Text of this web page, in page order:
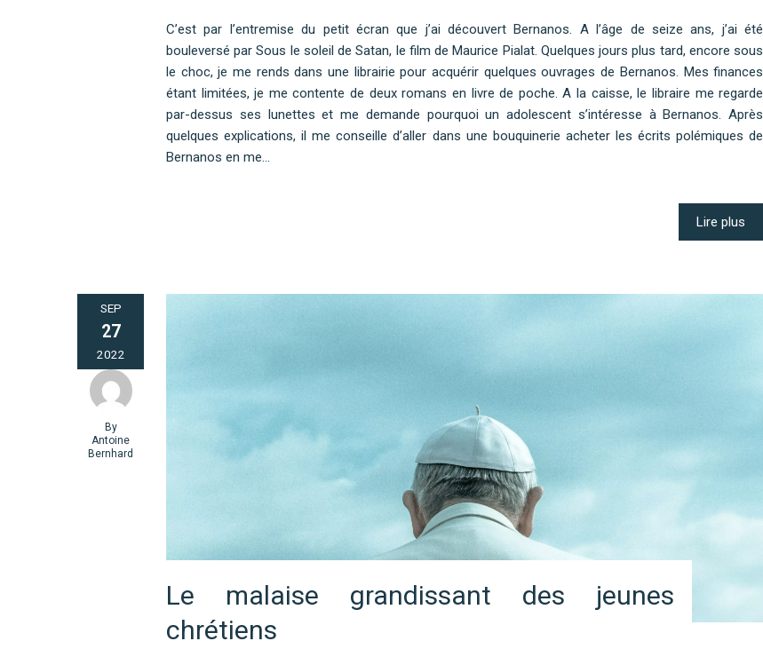
C’est par l’entremise du petit écran que j’ai découvert Bernanos. A l’âge de seize ans, j’ai été
bouleversé par Sous le soleil de Satan, le film de Maurice Pialat. Quelques jours plus tard, encore sous
le choc, je me rends dans une librairie pour acquérir quelques ouvrages de Bernanos. Mes finances
étant limitées, je me contente de deux romans en livre de poche. A la caisse, le libraire me regarde
par-dessus ses lunettes et me demande pourquoi un adolescent s’intéresse à Bernanos. Après
quelques explications, il me conseille d’aller dans une bouquinerie acheter les écrits polémiques de
Bernanos en me…
Lire plus
SEP
27
2022
By
Antoine
Bernhard
Le malaise grandissant des jeunes
chrétiens